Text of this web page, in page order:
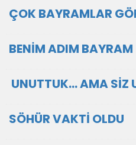
ÇOK BAYRAMLAR
BENİM ADIM BAYRAM
UNUTTUK… AMA SİZ
SÖHÜR VAKTİ OLDU